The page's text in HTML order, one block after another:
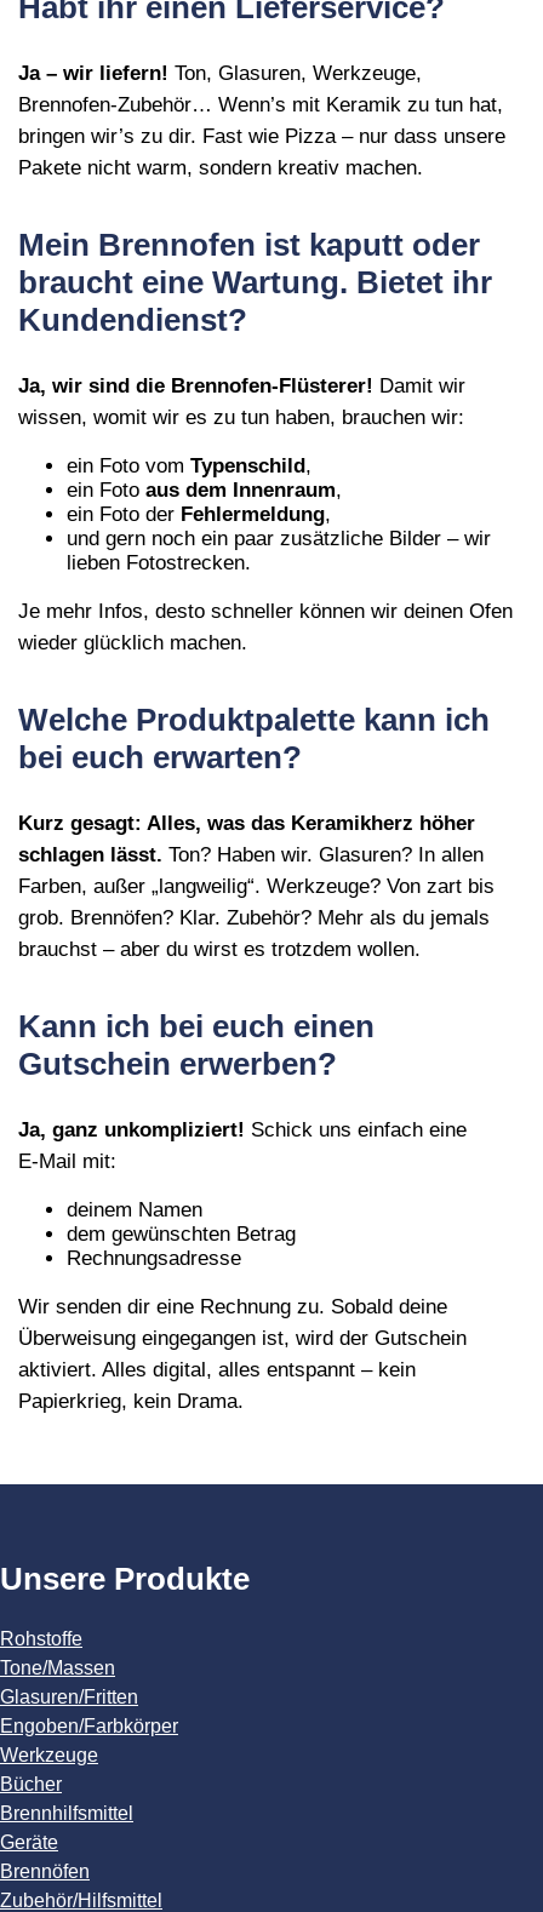
Ja – wir liefern! Ton, Glasuren, Werkzeuge,
Brennofen‑Zubehör… Wenn’s mit Keramik zu tun hat,
bringen wir’s zu dir. Fast wie Pizza – nur dass unsere
Pakete nicht warm, sondern kreativ machen.
Mein Brennofen ist kaputt oder
braucht eine Wartung. Bietet ihr
Kundendienst?
Ja, wir sind die Brennofen‑Flüsterer! Damit wir
wissen, womit wir es zu tun haben, brauchen wir:
ein Foto vom Typenschild,
ein Foto aus dem Innenraum,
ein Foto der Fehlermeldung,
und gern noch ein paar zusätzliche Bilder – wir
lieben Fotostrecken.
Je mehr Infos, desto schneller können wir deinen Ofen
wieder glücklich machen.
Welche Produktpalette kann ich
bei euch erwarten?
Kurz gesagt: Alles, was das Keramikherz höher
schlagen lässt. Ton? Haben wir. Glasuren? In allen
Farben, außer „langweilig“. Werkzeuge? Von zart bis
grob. Brennöfen? Klar. Zubehör? Mehr als du jemals
brauchst – aber du wirst es trotzdem wollen.
Kann ich bei euch einen
Gutschein erwerben?
Ja, ganz unkompliziert! Schick uns einfach eine
E‑Mail mit:
deinem Namen
dem gewünschten Betrag
Rechnungsadresse
Wir senden dir eine Rechnung zu. Sobald deine
Überweisung eingegangen ist, wird der Gutschein
aktiviert. Alles digital, alles entspannt – kein
Papierkrieg, kein Drama.
Unsere Produkte
Rohstoffe
Tone/Massen
Glasuren/Fritten
Engoben/Farbkörper
Werkzeuge
Bücher
Brennhilfsmittel
Geräte
Brennöfen
Zubehör/Hilfsmittel